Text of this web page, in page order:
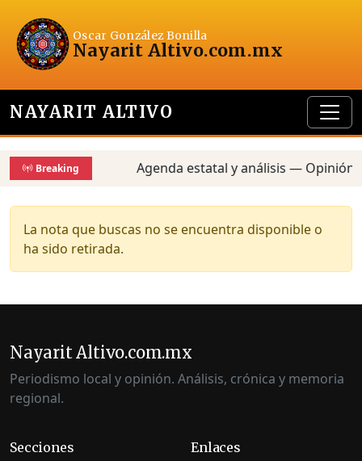
Oscar González Bonilla
Nayarit Altivo.com.mx
NAYARIT ALTIVO
Breaking Agenda estatal y análisis —
La nota que buscas no se encuentra disponible o
ha sido retirada.
Nayarit Altivo.com.mx
Periodismo local y opinión. Análisis, crónica y memoria
regional.
Secciones Enlaces